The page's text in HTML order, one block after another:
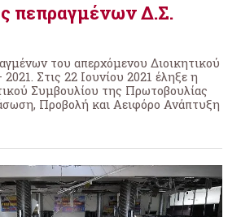
πεπραγμένων Δ.Σ.
του απερχόμενου Διοικητικού
Στις 22 Ιουνίου 2021 έληξε η
Συμβουλίου της Πρωτοβουλίας
Προβολή και Αειφόρο Ανάπτυξη